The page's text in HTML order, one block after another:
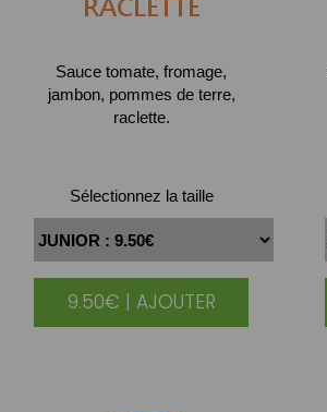
RACLETTE
Sauce tomate, fromage,
jambon, pommes de terre,
raclette.
Sélectionnez la taille
|
9.50€ | AJOUTER